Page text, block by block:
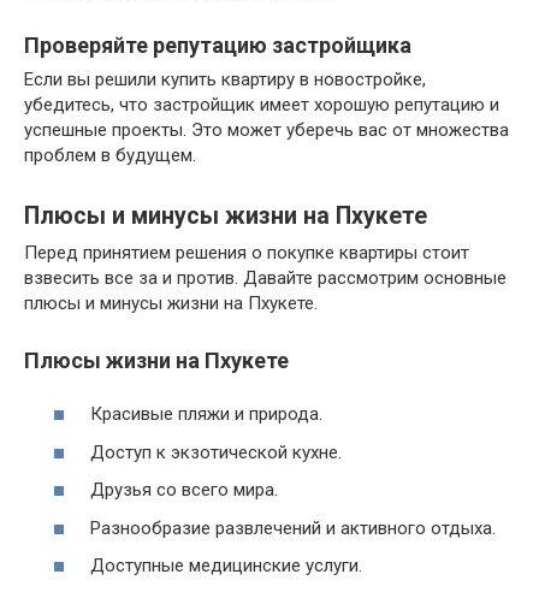
Проверяйте репутацию застройщика
Если вы решили купить квартиру в новостройке,
убедитесь, что застройщик имеет хорошую репутацию и
успешные проекты. Это может уберечь вас от множества
проблем в будущем.
Плюсы и минусы жизни на Пхукете
Перед принятием решения о покупке квартиры стоит
взвесить все за и против. Давайте рассмотрим основные
плюсы и минусы жизни на Пхукете.
Плюсы жизни на Пхукете
Красивые пляжи и природа.
Доступ к экзотической кухне.
Друзья со всего мира.
Разнообразие развлечений и активного отдыха.
Доступные медицинские услуги.